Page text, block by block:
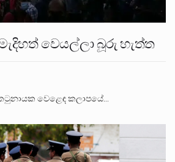
වෙයල්ලා බූරු හැත්ත
වෙළෙඳ කලාපයේ…